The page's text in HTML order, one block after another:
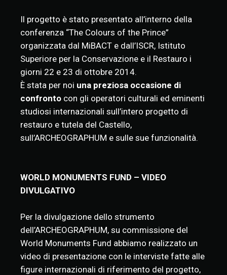
Il progetto è stato presentato all’interno della
conferenza “The Colours of the Prince”
organizzata dal MiBACT e dall’ISCR, Istituto
Superiore per la Conservazione e il Restauro i
giorni 22 e 23 di ottobre 2014.
È stata per noi una preziosa occasione di
confronto con gli operatori culturali ed eminenti
studiosi internazionali sull’intero progetto di
restauro e tutela del Castello,
sull’ARCHEOGRAPHUM e sulle sue funzionalità.
WORLD MONUMENTS FUND – VIDEO
DIVULGATIVO
Per la divulgazione dello strumento
dell’ARCHEOGRAPHUM, su commissione del
World Monuments Fund abbiamo realizzato un
video di presentazione con le interviste fatte alle
figure internazionali di riferimento del progetto,